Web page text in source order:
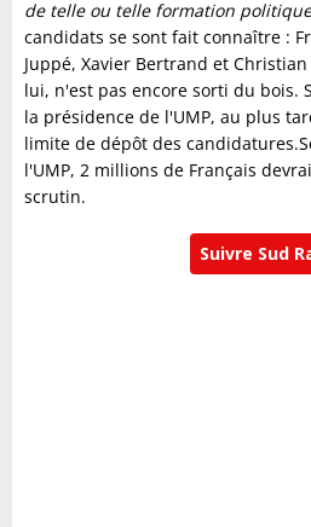
de telle ou telle formation
candidats se sont fait connaître :
Juppé, Xavier Bertrand et
lui, n'est pas encore sorti du bois.
la présidence de l'UMP, au plus
limite de dépôt des
l'UMP, 2 millions de Français
scrutin.
Suivre Sud